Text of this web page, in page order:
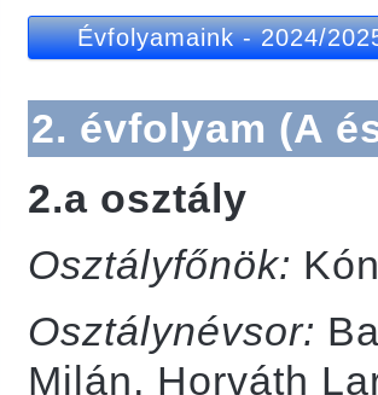
Évfolyamaink-2024/
2. évfolyam (A
2.a osztály
Osztályfőnök:
Osztálynévsor:
Milán, Horváth